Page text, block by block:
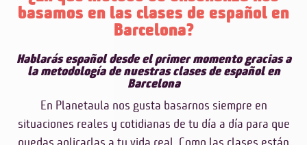
basamos en las clases de español en
Barcelona?
Hablarás español desde el primer momento gracias a
la metodología de nuestras clases de español en
Barcelona
En Planetaula nos gusta basarnos siempre en
situaciones reales y cotidianas de tu día a día para que